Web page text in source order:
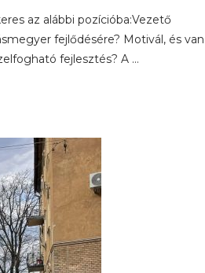
az alábbi pozícióba:Vezető
fejlődésére? Motivál, és van
fejlesztés? A …